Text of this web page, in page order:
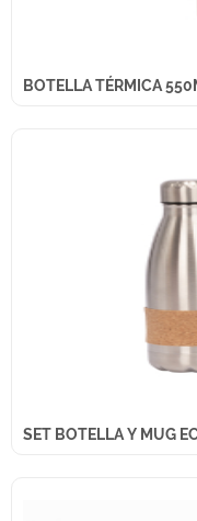
BOTELLA TÉRMICA
SET BOTELLA Y MUG